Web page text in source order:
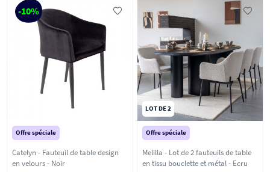
-10%
Offre spéciale
Catelyn - Fauteuil de table design
en velours - Noir
LOT DE 2
Offre spéciale
Melilla - Lot de 2 fauteuils de table
en tissu bouclette et métal - Ecru